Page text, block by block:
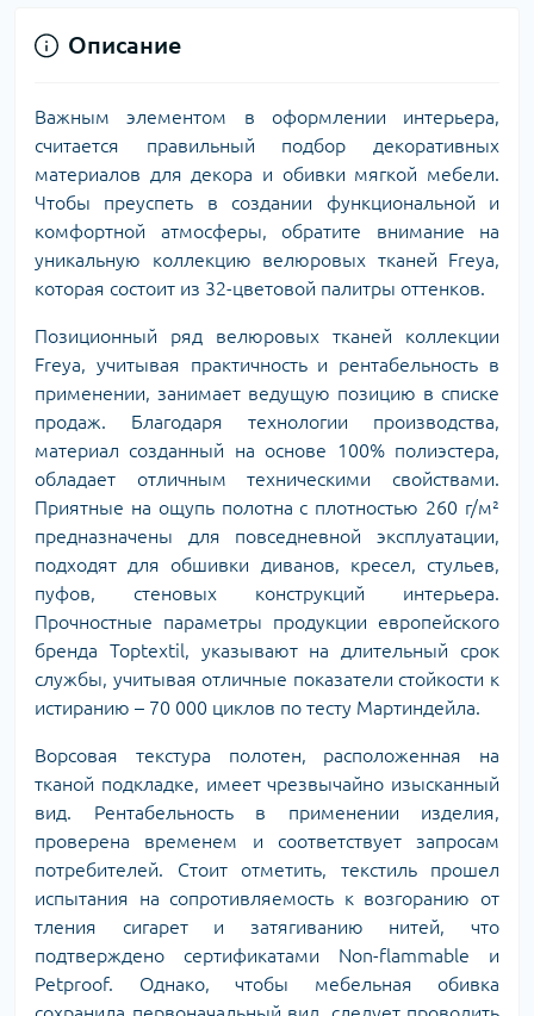
Описание
Важным элементом в оформлении интерьера,
считается правильный подбор декоративных
материалов для декора и обивки мягкой мебели.
Чтобы преуспеть в создании функциональной и
комфортной атмосферы, обратите внимание на
уникальную коллекцию велюровых тканей Freya,
которая состоит из 32-цветовой палитры оттенков.
Позиционный ряд велюровых тканей коллекции
Freya, учитывая практичность и рентабельность в
применении, занимает ведущую позицию в списке
продаж. Благодаря технологии производства,
материал созданный на основе 100% полиэстера,
обладает отличным техническими свойствами.
Приятные на ощупь полотна с плотностью 260 г/м²
предназначены для повседневной эксплуатации,
подходят для обшивки диванов, кресел, стульев,
пуфов, стеновых конструкций интерьера.
Прочностные параметры продукции европейского
бренда Toptextil, указывают на длительный срок
службы, учитывая отличные показатели стойкости к
истиранию – 70 000 циклов по тесту Мартиндейла.
Ворсовая текстура полотен, расположенная на
тканой подкладке, имеет чрезвычайно изысканный
вид. Рентабельность в применении изделия,
проверена временем и соответствует запросам
потребителей. Стоит отметить, текстиль прошел
испытания на сопротивляемость к возгоранию от
тления сигарет и затягиванию нитей, что
подтверждено сертификатами Non-flammable и
Petproof. Однако, чтобы мебельная обивка